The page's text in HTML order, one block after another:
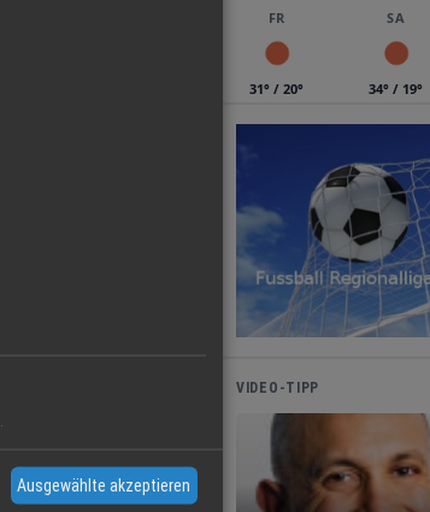
FR
31° / 20°
SA
34° / 19°
VIDEO-TIPP
Ausgewählte akzeptieren